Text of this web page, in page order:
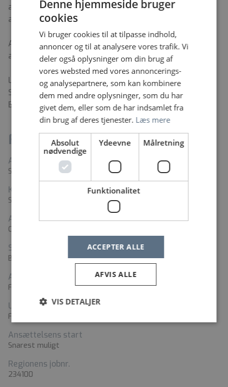
ansættes, idet vi også tager prøver på børn i
afdelingen.
Ansøgningsfristen er d. 21.11.2025. Der afholdes
ansættelsessamtaler d. 25.11.2025
Løn- og ansættelsesvilkår følger overenskomst for
Sundhedskartellets område, herunder Danske
Bioanalytiker, dBio.
Fakta
Arbejdssted
Sygehus Sønderjylland, Tønder
Kontaktperson
Susan Cording
Adresse
Carstensgade 6, 6270 Tønder
Stillingstyper
Bioanalytiker
Ansættelsesform
Fast ansættelse
Ugentlig arbejdstid
Fuld tid
Ansættelsens start
Snarest muligt
Regionens jobnr.
234100
Denne hjemmeside bruger
cookies
Vi bruger cookies til at tilpasse indhold,
annoncer og til at analysere vores trafik. Vi
deler også oplysninger om din brug af
vores websted med vores annoncerings-
og analysepartnere, som kan kombinere
dem med andre oplysninger, som du har
givet dem, eller som de har indsamlet fra
din brug af deres tjenester. Læs mere
Absolut
nødvendige
Ydeevne Målretning
Funktionalitet
ACCEPTER ALLE
AFVIS ALLE
VIS DETALJER